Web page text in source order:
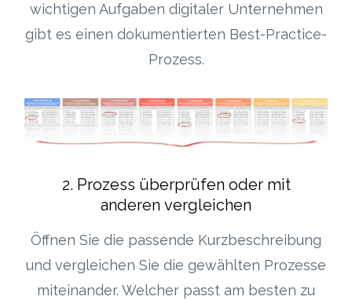
wichtigen Aufgaben digitaler Unternehmen
gibt es einen dokumentierten Best-Practice-
Prozess.
2. Prozess überprüfen oder mit
anderen vergleichen
Öffnen Sie die passende Kurzbeschreibung
und vergleichen Sie die gewählten Prozesse
miteinander. Welcher passt am besten zu